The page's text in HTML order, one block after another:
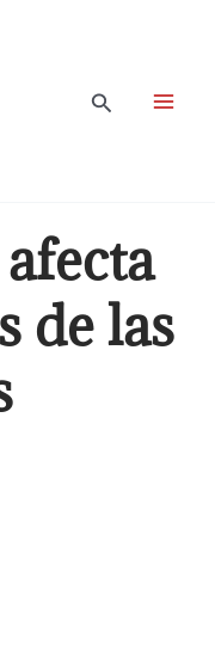
Buscar
de las